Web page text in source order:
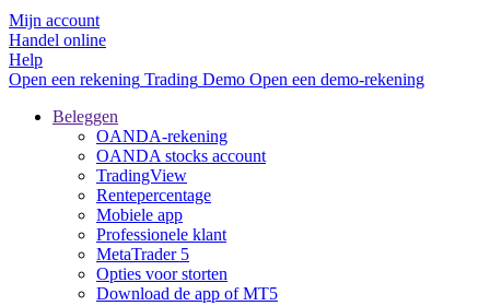
Mijn account
Handel online
Help
Open een rekening Trading Demo Open een demo-rekening
Beleggen
OANDA-rekening
OANDA stocks account
TradingView
Rentepercentage
Mobiele app
Professionele klant
MetaTrader 5
Opties voor storten
Download de app of MT5